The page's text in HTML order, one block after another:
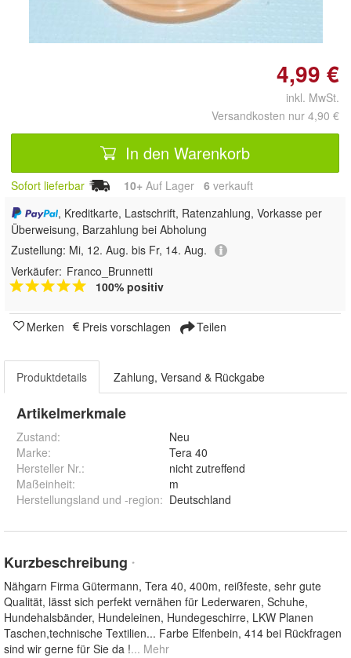
4,99 €
inkl. MwSt.
Versandkosten nur 4,90 €
In den Warenkorb
Sofort lieferbar 10+ Auf Lager 6 verkauft
, Kreditkarte, Lastschrift, Ratenzahlung, Vorkasse per
Überweisung, Barzahlung bei Abholung
Zustellung: Mi, 12. Aug. bis Fr, 14. Aug.
Verkäufer: Franco_Brunnetti
100% positiv
Merken Preis vorschlagen Teilen
Produktdetails Zahlung, Versand & Rückgabe
Artikelmerkmale
Zustand:
Neu
Marke:
Tera 40
Hersteller Nr.:
nicht zutreffend
Maßeinheit:
m
Herstellungsland und -region: Deutschland
Kurzbeschreibung *
Nähgarn Firma Gütermann, Tera 40, 400m, reißfeste, sehr gute
Qualität, lässt sich perfekt vernähen für Lederwaren, Schuhe,
Hundehalsbänder, Hundeleinen, Hundegeschirre, LKW Planen
Taschen,technische Textilien... Farbe Elfenbein, 414 bei Rückfragen
sind wir gerne für Sie da !... Mehr